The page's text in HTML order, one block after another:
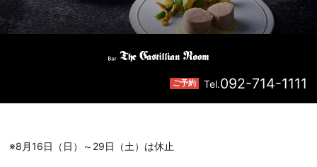
ご予約 Tel.092-714-1111
※8月16日（日）～29日（土）は休止